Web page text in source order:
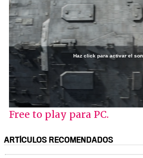
/
Loaded
Haz click para activar el
Free to play para PC.
ARTÍCULOS RECOMENDADOS